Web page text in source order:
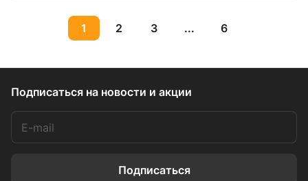
1 2 3 ... 6
Подписаться на новости и акции
Подписаться